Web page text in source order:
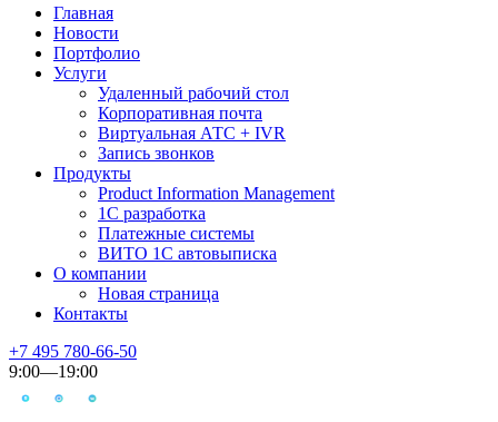
Главная
Новости
Портфолио
Услуги
Удаленный рабочий стол
Корпоративная почта
Виртуальная АТС + IVR
Запись звонков
Продукты
Product Information Management
1С разработка
Платежные системы
ВИТО 1С автовыписка
О компании
Новая страница
Контакты
+7 495 780-66-50
9:00—19:00